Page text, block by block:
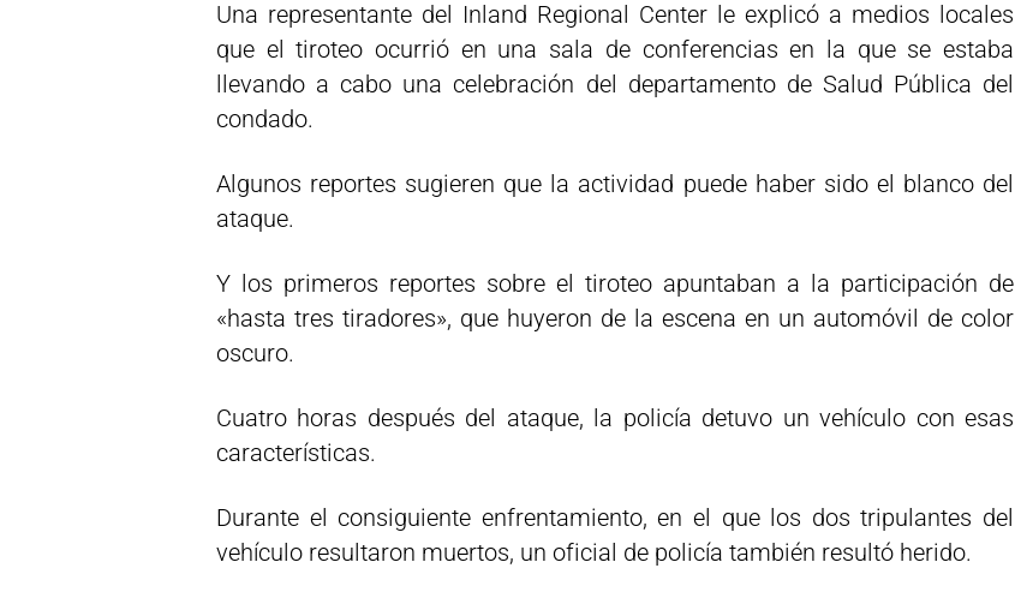
Una representante del Inland Regional Center le explicó a medios locales
que el tiroteo ocurrió en una sala de conferencias en la que se estaba
llevando a cabo una celebración del departamento de Salud Pública del
condado.
Algunos reportes sugieren que la actividad puede haber sido el blanco del
ataque.
Y los primeros reportes sobre el tiroteo apuntaban a la participación de
«hasta tres tiradores», que huyeron de la escena en un automóvil de color
oscuro.
Cuatro horas después del ataque, la policía detuvo un vehículo con esas
características.
Durante el consiguiente enfrentamiento, en el que los dos tripulantes del
vehículo resultaron muertos, un oficial de policía también resultó herido.